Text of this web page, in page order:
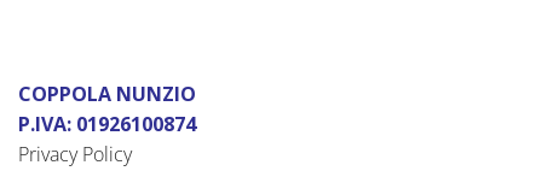
COPPOLA NUNZIO
P.IVA: 01926100874
Privacy Policy